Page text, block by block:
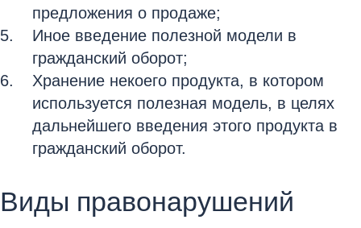
предложения о продаже;
Иное введение полезной модели в
гражданский оборот;
Хранение некоего продукта, в котором
используется полезная модель, в целях
дальнейшего введения этого продукта в
гражданский оборот.
Виды правонарушений